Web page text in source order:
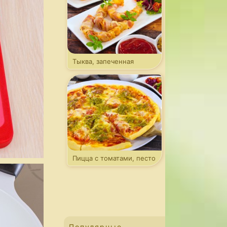
Тыква, запеченная
в беконе
Пицца с томатами, песто